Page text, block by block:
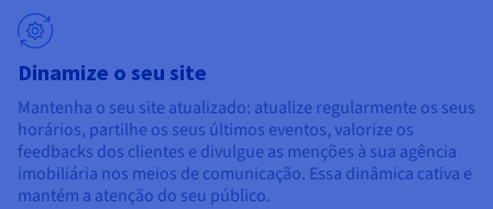
Dinamize o seu site
Mantenha o seu site atualizado: atualize regularmente os seus
horários, partilhe os seus últimos eventos, valorize os
feedbacks dos clientes e divulgue as menções à sua agência
imobiliária nos meios de comunicação. Essa dinâmica cativa e
mantém a atenção do seu público.